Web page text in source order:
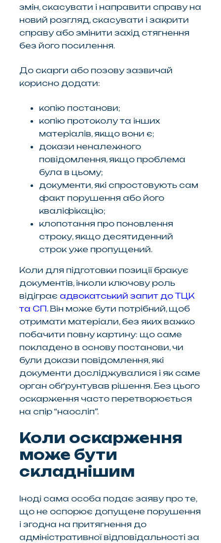
змін, скасувати і направити справу на
новий розгляд, скасувати і закрити
справу або змінити захід стягнення
без його посилення.
До скарги або позову зазвичай
корисно додати:
копію постанови;
копію протоколу та інших
матеріалів, якщо вони є;
докази неналежного
повідомлення, якщо проблема
була в цьому;
документи, які спростовують сам
факт порушення або його
кваліфікацію;
клопотання про поновлення
строку, якщо десятиденний
строк уже пропущений.
Коли для підготовки позиції бракує
документів, інколи ключову роль
відіграє адвокатський запит до ТЦК
та СП. Він може бути потрібний, щоб
отримати матеріали, без яких важко
побачити повну картину: що саме
покладено в основу постанови, чи
були докази повідомлення, які
документи досліджувалися і як саме
орган обґрунтував рішення. Без цього
оскарження часто перетворюється
на спір “наосліп”.
Коли оскарження
може бути
складнішим
Іноді сама особа подає заяву про те,
що не оспорює допущене порушення
і згодна на притягнення до
адміністративної відповідальності за